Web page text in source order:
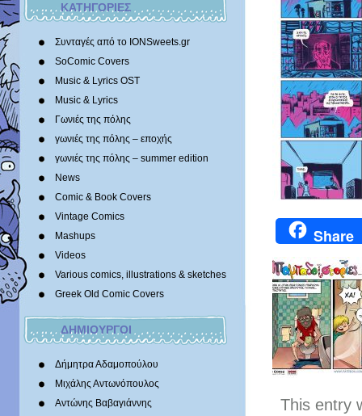
ΚΑΤΗΓΟΡΙΕΣ
Συνταγές από το IONSweets.gr
SoComic Covers
Music & Lyrics OST
Music & Lyrics
Γωνιές της πόλης
γωνιές της πόλης – εποχής
γωνιές της πόλης – summer edition
News
Comic & Book Covers
Vintage Comics
Mashups
Videos
Various comics, illustrations & sketches
Greek Old Comic Covers
ΔΗΜΙΟΥΡΓΟΙ
Δήμητρα Αδαμοπούλου
Μιχάλης Αντωνόπουλος
Αντώνης Βαβαγιάννης
Share
This entry